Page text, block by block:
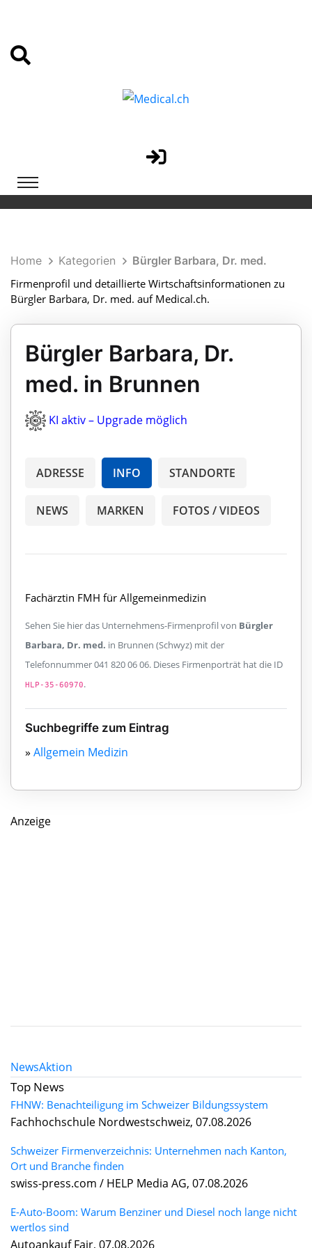
Home Kategorien
Bürgler Barbara, Dr. med.
Firmenprofil und detaillierte Wirtschaftsinformationen zu
Bürgler Barbara, Dr. med. auf Medical.ch.
Bürgler Barbara, Dr.
med. in Brunnen
KI aktiv – Upgrade möglich
ADRESSE INFO STANDORTE
NEWS MARKEN FOTOS / VIDEOS
Fachärztin FMH für Allgemeinmedizin
Sehen Sie hier das Unternehmens-Firmenprofil von Bürgler
Barbara, Dr. med. in Brunnen (Schwyz) mit der
Telefonnummer 041 820 06 06. Dieses Firmenporträt hat die ID
HLP-35-60970.
Suchbegriffe zum Eintrag
» Allgemein Medizin
Anzeige
NewsAktion
Top News
FHNW: Benachteiligung im Schweizer Bildungssystem
Fachhochschule Nordwestschweiz, 07.08.2026
Schweizer Firmenverzeichnis: Unternehmen nach Kanton,
Ort und Branche finden
swiss-press.com / HELP Media AG, 07.08.2026
E-Auto-Boom: Warum Benziner und Diesel noch lange nicht
wertlos sind
Autoankauf Fair, 07.08.2026